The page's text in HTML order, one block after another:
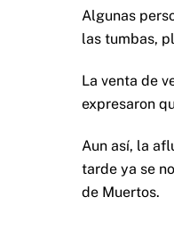
Algunas
las tumbas,
La venta de
expresaron
Aun así, la
tarde ya se
de Muertos.